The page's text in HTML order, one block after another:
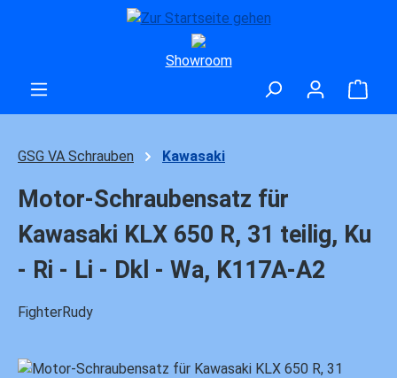
Zum Hauptinhalt springen
Showroom
GSG VA Schrauben Kawasaki
Motor-Schraubensatz für
Kawasaki KLX 650 R, 31 teilig, Ku
- Ri - Li - Dkl - Wa, K117A-A2
FighterRudy
Bildergalerie überspringen